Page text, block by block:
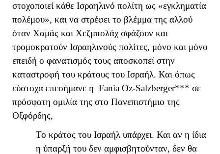
στοχοποιεί κάθε Ισραηλινό πολίτη ως «εγκληματία
πολέμου», και να στρέφει το βλέμμα της αλλού
όταν Χαμάς και Χεζμπολάχ σφάζουν και
τρομοκρατούν Ισραηλινούς πολίτες, μόνο και μόνο
επειδή ο φανατισμός τους αποσκοπεί στην
καταστροφή του κράτους του Ισραήλ. Και όπως
εύστοχα επεσήμανε η Fania Oz-Salzberger*** σε
πρόσφατη ομιλία της στο Πανεπιστήμιο της
Οξφόρδης,
Το κράτος του Ισραήλ υπάρχει. Και αν η ίδια
η ύπαρξή του δεν αμφισβητούνταν, δεν θα